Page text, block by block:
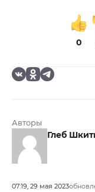
0
Авторы
Глеб
07:19, 29 мая 2023